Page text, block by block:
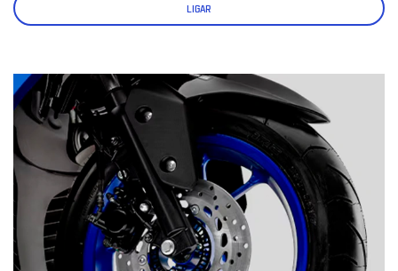
LIGAR